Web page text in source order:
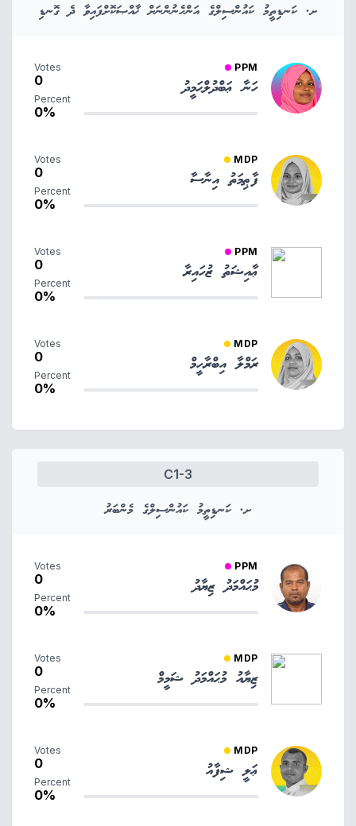
ށ. ކަނޑިތީމު ކައުންސިލްގެ އަންހެނުންނަށް ޚާއްޞަކޮށްފައިވާ ދެ ގޮނޑި
PPM
ހަނާ ޢަބްދުލްޙަމީދު
Votes
0
Percent
0%
MDP
ފާޠިމަތު އިނާސާ
Votes
0
Percent
0%
PPM
ޢާއިޝަތު ޒުހައިރާ
Votes
0
Percent
0%
MDP
ރަމްލާ އިބްރާހީމް
Votes
0
Percent
0%
C1-3
ށ. ކަނޑިތީމު ކައުންސިލްގެ މެންބަރު
PPM
މުޙައްމަދު ޒިޔާދު
Votes
0
Percent
0%
MDP
ޒިޔާއު މުޙައްމަދު ޝަމީމް
Votes
0
Percent
0%
MDP
ޢަލީ ޝިފާއު
Votes
0
Percent
0%